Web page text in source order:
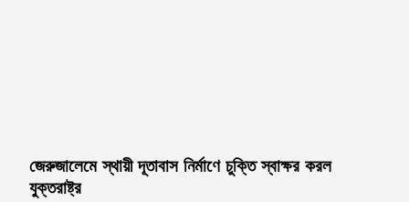
জেরুজালেমে স্থায়ী দূতাবাস নির্মাণে চুক্তি স্বাক্ষর করল
যুক্তরাষ্ট্র